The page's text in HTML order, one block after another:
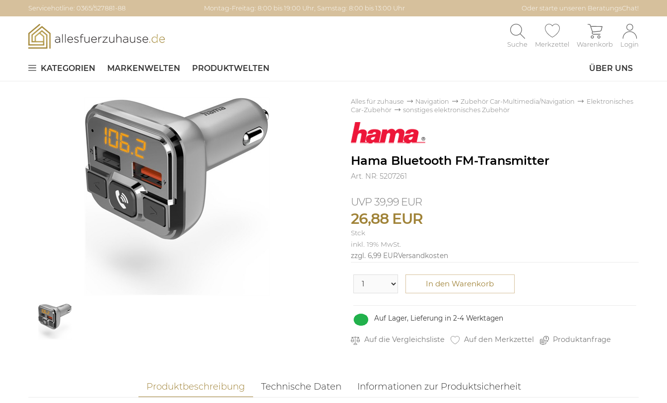
Servicehotline: 0365/527881-88 Montag-Freitag: 8:00 bis 19:00 Uhr, Samstag: 8:00 bis 13:00 Uhr Oder starte unseren BeratungsChat!
Suche Merkzettel Warenkorb Login
KATEGORIEN MARKENWELTEN PRODUKTWELTEN ÜBER UNS
Alles für zuhause Navigation Zubehör Car-Multimedia/Navigation
Elektronisches
Car-Zubehör
sonstiges elektronisches Zubehör
Hama Bluetooth FM-Transmitter
Art. NR: 5207261
39,99 EUR
26,88 EUR
Stck
inkl. 19% MwSt.
zzgl. 6,99 EURVersandkosten
Auf Lager, Lieferung in 2-4 Werktagen
In den Warenkorb
Auf die Vergleichsliste Auf den Merkzettel Produktanfrage
Produktbeschreibung Technische Daten Informationen zur Produktsicherheit